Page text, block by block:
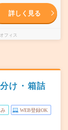
詳しく見る
フィス
け・箱詰
WEB登録OK